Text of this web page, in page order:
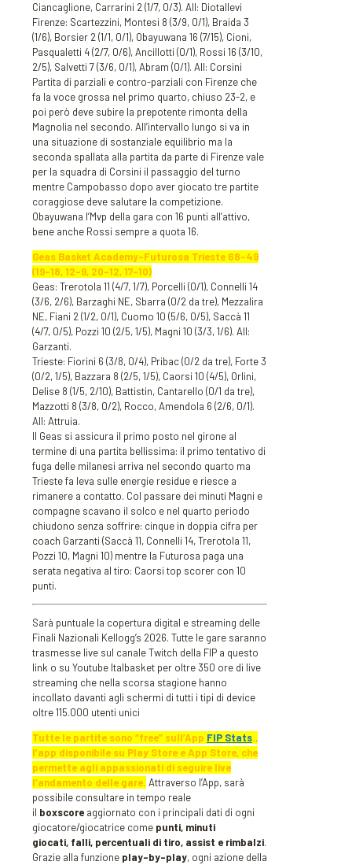
Ciancaglione, Carrarini 2 (1/7, 0/3). All: Diotallevi
Firenze: Scartezzini, Montesi 8 (3/9, 0/1), Braida 3
(1/6), Borsier 2 (1/1, 0/1), Obayuwana 16 (7/15), Cioni,
Pasqualetti 4 (2/7, 0/6), Ancillotti (0/1), Rossi 16 (3/10,
2/5), Salvetti 7 (3/6, 0/1), Abram (0/1). All: Corsini
Partita di parziali e contro-parziali con Firenze che
fa la voce grossa nel primo quarto, chiuso 23-2, e
poi però deve subire la prepotente rimonta della
Magnolia nel secondo. All’intervallo lungo si va in
una situazione di sostanziale equilibrio ma la
seconda spallata alla partita da parte di Firenze vale
per la squadra di Corsini il passaggio del turno
mentre Campobasso dopo aver giocato tre partite
coraggiose deve salutare la competizione.
Obayuwana l’Mvp della gara con 16 punti all’attivo,
bene anche Rossi sempre a quota 16.
Geas Basket Academy-Futurosa Trieste 68-49
(19-18, 12-9, 20-12, 17-10)
Geas: Trerotola 11 (4/7, 1/7), Porcelli (0/1), Connelli 14
(3/6, 2/6), Barzaghi NE, Sbarra (0/2 da tre), Mezzalira
NE, Fiani 2 (1/2, 0/1), Cuomo 10 (5/6, 0/5), Saccà 11
(4/7, 0/5), Pozzi 10 (2/5, 1/5), Magni 10 (3/3, 1/6). All:
Garzanti.
Trieste: Fiorini 6 (3/8, 0/4), Pribac (0/2 da tre), Forte 3
(0/2, 1/5), Bazzara 8 (2/5, 1/5), Caorsi 10 (4/5), Orlini,
Delise 8 (1/5, 2/10), Battistin, Cantarello (0/1 da tre),
Mazzotti 8 (3/8, 0/2), Rocco, Amendola 6 (2/6, 0/1).
All: Attruia.
Il Geas si assicura il primo posto nel girone al
termine di una partita bellissima: il primo tentativo di
fuga delle milanesi arriva nel secondo quarto ma
Trieste fa leva sulle energie residue e riesce a
rimanere a contatto. Col passare dei minuti Magni e
compagne scavano il solco e nel quarto periodo
chiudono senza soffrire: cinque in doppia cifra per
coach Garzanti (Saccà 11, Connelli 14, Trerotola 11,
Pozzi 10, Magni 10) mentre la Futurosa paga una
serata negativa al tiro: Caorsi top scorer con 10
punti.
Sarà puntuale la copertura digital e streaming delle
Finali Nazionali Kellogg’s 2026. Tutte le gare saranno
trasmesse live sul canale Twitch della FIP a questo
link o su Youtube Italbasket per oltre 350 ore di live
streaming che nella scorsa stagione hanno
incollato davanti agli schermi di tutti i tipi di device
oltre 115.000 utenti unici
Tutte le partite sono “free” sull’App FIP Stats.,
l’app disponibile su Play Store e App Store, che
permette agli appassionati di seguire live
l’andamento delle gare. Attraverso l’App, sarà
possibile consultare in tempo reale
il boxscore aggiornato con i principali dati di ogni
giocatore/giocatrice come punti, minuti
giocati, falli, percentuali di tiro, assist e rimbalzi.
Grazie alla funzione play-by-play, ogni azione della